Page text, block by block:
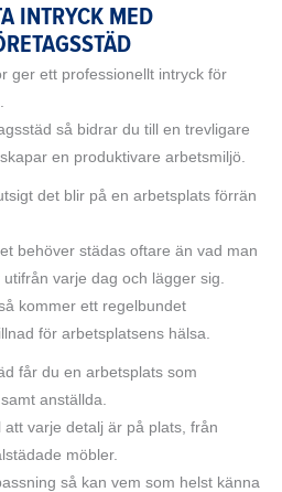
INTRYCK MED
ger ett professionellt intryck för
så bidrar du till en trevligare
en produktivare arbetsmiljö.
det blir på en arbetsplats förrän
behöver städas oftare än vad man
varje dag och lägger sig.
kommer ett regelbundet
för arbetsplatsens hälsa.
får du en arbetsplats som
anställda.
varje detalj är på plats, från
möbler.
så kan vem som helst känna